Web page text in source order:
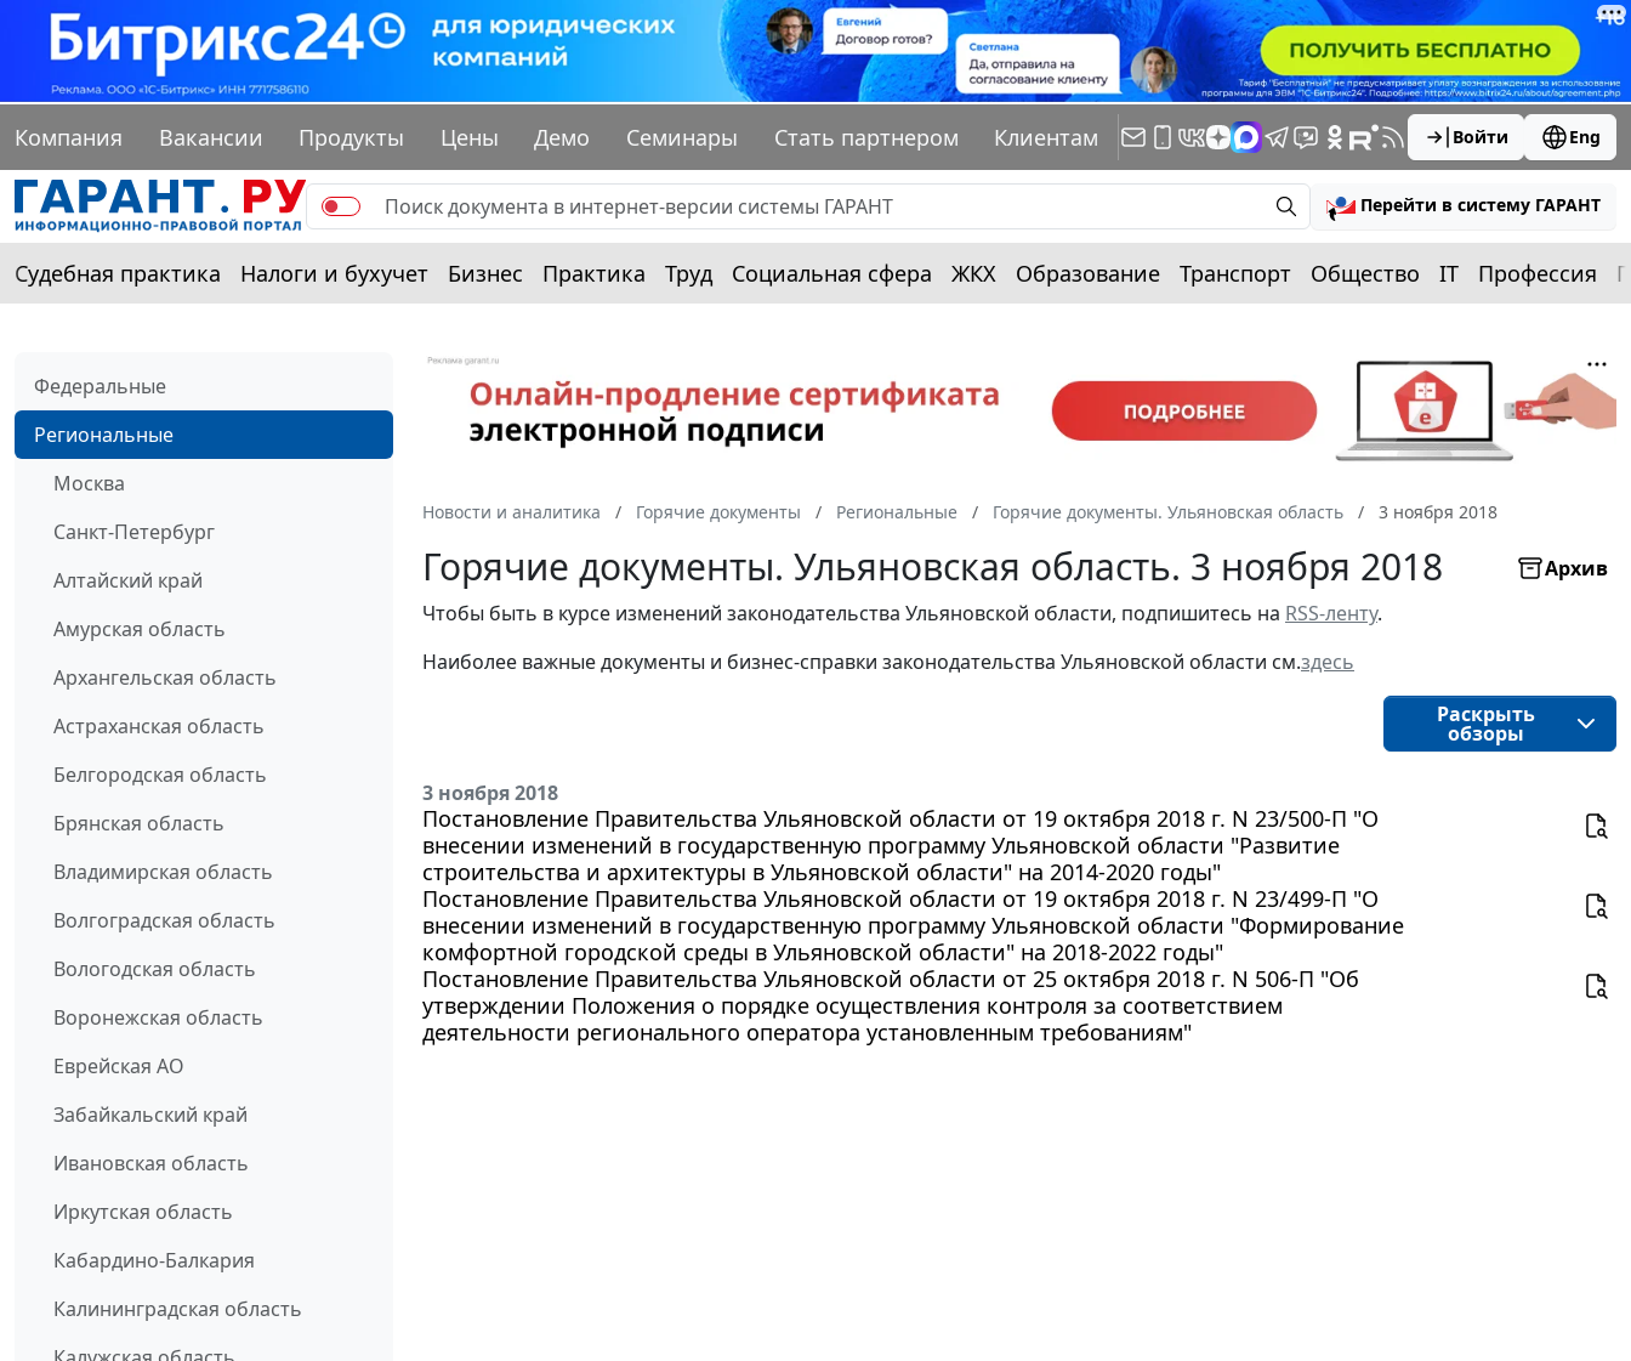
Компания Вакансии Продукты Цены Демо Семинары Стать партнером Клиентам Войти Eng
Перейти в систему ГАРАНТ
Судебная практика Налоги и бухучет Бизнес Практика Труд Социальная сфера ЖКХ Образование Транспорт Общество IT Профессия
Федеральные
Региональные
Москва
Санкт-Петербург
Алтайский край
Амурская область
Архангельская область
Астраханская область
Белгородская область
Брянская область
Владимирская область
Волгоградская область
Вологодская область
Воронежская область
Еврейская АО
Забайкальский край
Ивановская область
Иркутская область
Кабардино-Балкария
Калининградская область
Новости и аналитика Горячие документы Региональные Горячие документы. Ульяновская область 3 ноября 2018
Горячие документы. Ульяновская область. 3 ноября 2018
Архив
Чтобы быть в курсе изменений законодательства Ульяновской области, подпишитесь на RSS-ленту.
Наиболее важные документы и бизнес-справки законодательства Ульяновской области см.здесь
Раскрыть
обзоры
3 ноября 2018
Постановление Правительства Ульяновской области от 19 октября 2018 г. N 23/500-П "О
внесении изменений в государственную программу Ульяновской области "Развитие
строительства и архитектуры в Ульяновской области" на 2014-2020 годы"
Постановление Правительства Ульяновской области от 19 октября 2018 г. N 23/499-П "О
внесении изменений в государственную программу Ульяновской области "Формирование
комфортной городской среды в Ульяновской области" на 2018-2022 годы"
Постановление Правительства Ульяновской области от 25 октября 2018 г. N 506-П "Об
утверждении Положения о порядке осуществления контроля за соответствием
деятельности регионального оператора установленным требованиям"